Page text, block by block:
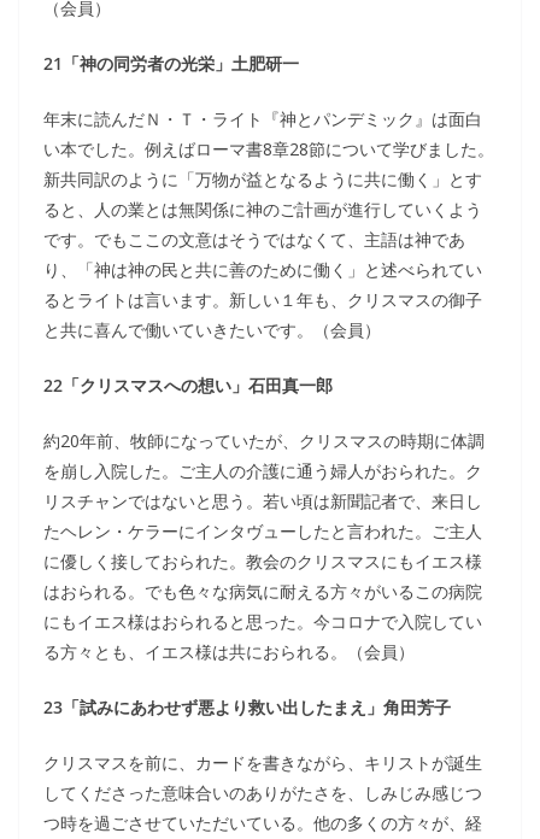
（会員）
21「神の同労者の光栄」土肥研一
年末に読んだＮ・Ｔ・ライト『神とパンデミック』は面白
い本でした。例えばローマ書8章28節について学びました。
新共同訳のように「万物が益となるように共に働く」とす
ると、人の業とは無関係に神のご計画が進行していくよう
です。でもここの文意はそうではなくて、主語は神であ
り、「神は神の民と共に善のために働く」と述べられてい
るとライトは言います。新しい１年も、クリスマスの御子
と共に喜んで働いていきたいです。（会員）
22「クリスマスへの想い」石田真一郎
約20年前、牧師になっていたが、クリスマスの時期に体調
を崩し入院した。ご主人の介護に通う婦人がおられた。ク
リスチャンではないと思う。若い頃は新聞記者で、来日し
たヘレン・ケラーにインタヴューしたと言われた。ご主人
に優しく接しておられた。教会のクリスマスにもイエス様
はおられる。でも色々な病気に耐える方々がいるこの病院
にもイエス様はおられると思った。今コロナで入院してい
る方々とも、イエス様は共におられる。（会員）
23「試みにあわせず悪より救い出したまえ」角田芳子
クリスマスを前に、カードを書きながら、キリストが誕生
してくださった意味合いのありがたさを、しみじみ感じつ
つ時を過ごさせていただいている。他の多くの方々が、経